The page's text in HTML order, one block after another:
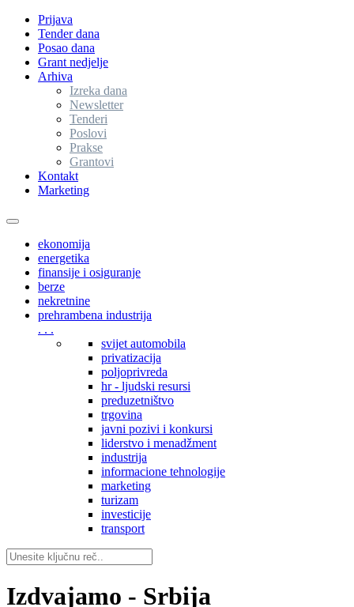
Prijava
Tender dana
Posao dana
Grant nedjelje
Arhiva
Izreka dana
Newsletter
Tenderi
Poslovi
Prakse
Grantovi
Kontakt
Marketing
Toggle
navigationekonomija
energetika
finansije i osiguranje
berze
nekretnine
prehrambena industrija
. . .
svijet automobila
privatizacija
poljoprivreda
hr - ljudski resursi
preduzetništvo
trgovina
javni pozivi i konkursi
liderstvo i menadžment
industrija
informacione tehnologije
marketing
turizam
investicije
transport
Izdvajamo - Srbija